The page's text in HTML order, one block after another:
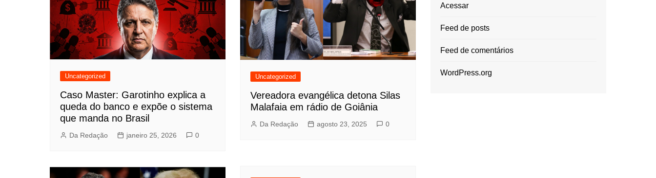
Uncategorized
Caso Master: Garotinho explica a
queda do banco e expõe o sistema
que manda no Brasil
Da Redação janeiro 25, 2026 0
Uncategorized
Vereadora evangélica detona Silas
Malafaia em rádio de Goiânia
Da Redação agosto 23, 2025 0
Acessar
Feed de posts
Feed de comentários
WordPress.org